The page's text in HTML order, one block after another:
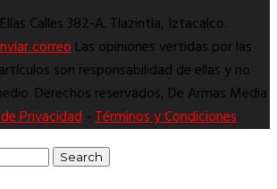
Calles 382-A. Tlazintla, Iztacalco.
correoLas opiniones vertidas por las
son responsabilidad de ellas y no
Derechos reservados, De Armas Media
Privacidad-Términos y Condiciones